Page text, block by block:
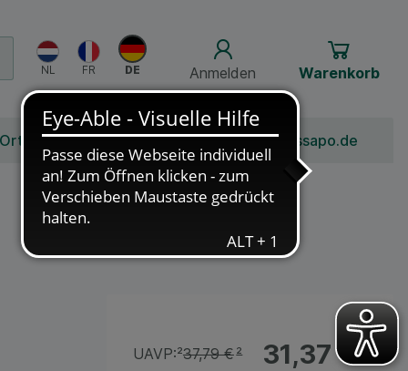
Anmelden Warenkorb
Bonusprogramm Jobs Über Schlossapo.de
31,37 €¹
UAVP:²37,79 €²